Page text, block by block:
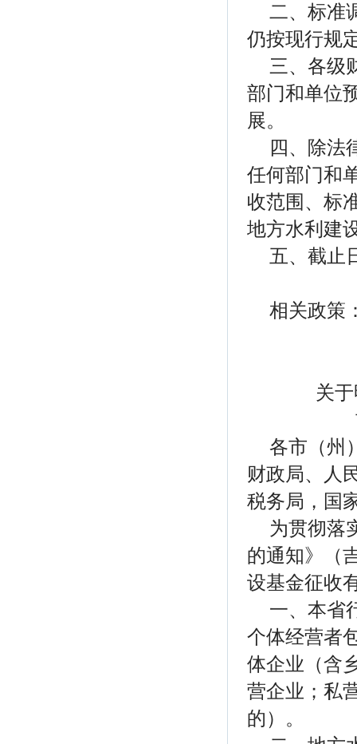
二、标准
仍按现行规
三、各级
部门和单位
展。
四、除法
任何部门和
收范围、标
地方水利建
五、截止
相关政策
关
各市（州
财政局、人
税务局，国
为贯彻落
的通知》（
设基金征收
一、本省
个体经营者
体企业（含
营企业；私
的）。